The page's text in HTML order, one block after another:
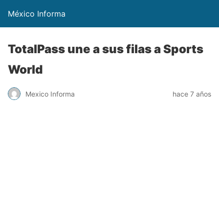
México Informa
TotalPass une a sus filas a Sports
World
Mexico Informa hace 7 años